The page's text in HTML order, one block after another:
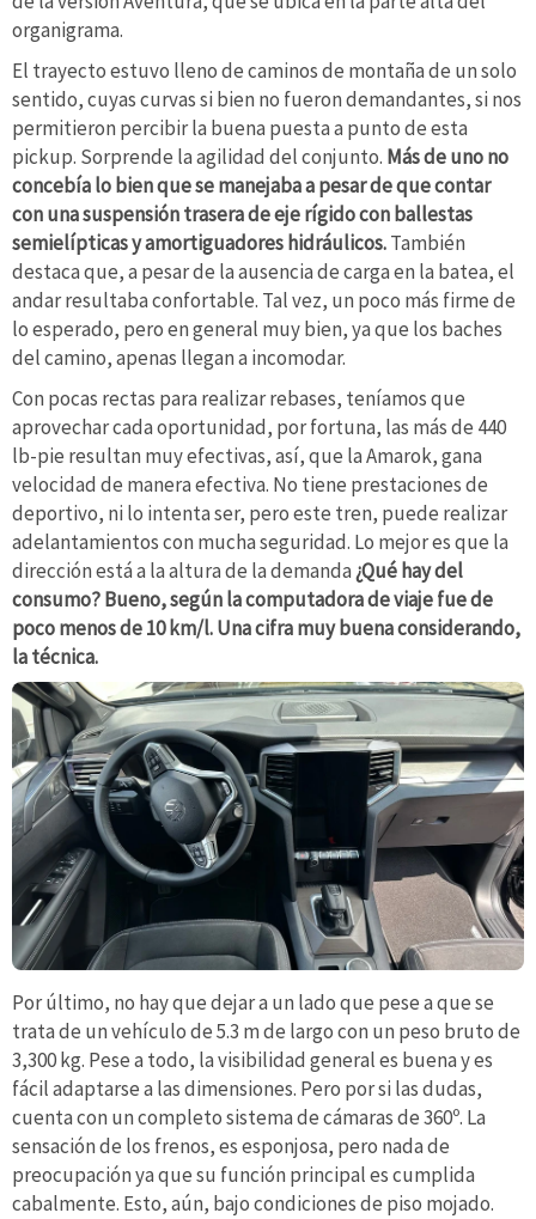
organigrama.
El trayecto estuvo lleno de caminos de montaña de un solo
sentido, cuyas curvas si bien no fueron demandantes, si nos
permitieron percibir la buena puesta a punto de esta
pickup. Sorprende la agilidad del conjunto. Más de uno no
concebía lo bien que se manejaba a pesar de que contar
con una suspensión trasera de eje rígido con ballestas
semielípticas y amortiguadores hidráulicos.También
destaca que, a pesar de la ausencia de carga en la batea, el
andar resultaba confortable. Tal vez, un poco más firme de
lo esperado, pero en general muy bien, ya que los baches
del camino, apenas llegan a incomodar.
Con pocas rectas para realizar rebases, teníamos que
aprovechar cada oportunidad, por fortuna, las más de 440
lb-pie resultan muy efectivas, así, que la Amarok, gana
velocidad de manera efectiva. No tiene prestaciones de
deportivo, ni lo intenta ser, pero este tren, puede realizar
adelantamientos con mucha seguridad. Lo mejor es que la
dirección está a la altura de la demanda¿Qué hay del
consumo? Bueno, según la computadora de viaje fue de
poco menos de 10 km/l. Una cifra muy buena considerando,
la técnica.
Por último, no hay que dejar a un lado que pese a que se
trata de un vehículo de 5.3 m de largo con un peso bruto de
3,300 kg. Pese a todo, la visibilidad general es buena y es
fácil adaptarse a las dimensiones. Pero por si las dudas,
cuenta con un completo sistema de cámaras de 360º. La
sensación de los frenos, es esponjosa, pero nada de
preocupación ya que su función principal es cumplida
cabalmente. Esto, aún, bajo condiciones de piso mojado.